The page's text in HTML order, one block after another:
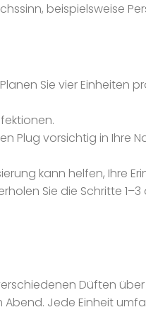
beispielsweise
Sie vier Einheiten
vorsichtig in Ihre
kann helfen, Ihre
Sie die Schritte
Düften
Jede Einheit